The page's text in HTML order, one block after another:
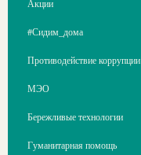
Акции
#Сидим_дома
Противодействие коррупции
МЭО
Бережливые технологии
Гуманитарная помощь